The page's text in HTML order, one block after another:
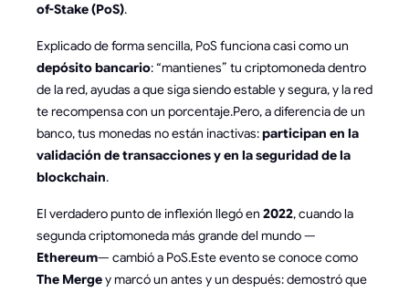
of-Stake (PoS).
Explicado de forma sencilla, PoS funciona casi como un
depósito bancario: “mantienes” tu criptomoneda dentro
de la red, ayudas a que siga siendo estable y segura, y la red
te recompensa con un porcentaje.Pero, a diferencia de un
banco, tus monedas no están inactivas:participan en la
validación de transacciones y en la seguridad de la
blockchain.
El verdadero punto de inflexión llegó en 2022, cuando la
segunda criptomoneda más grande del mundo —
Ethereum— cambió a PoS.Este evento se conoce como
The Mergey marcó un antes y un después: demostró que